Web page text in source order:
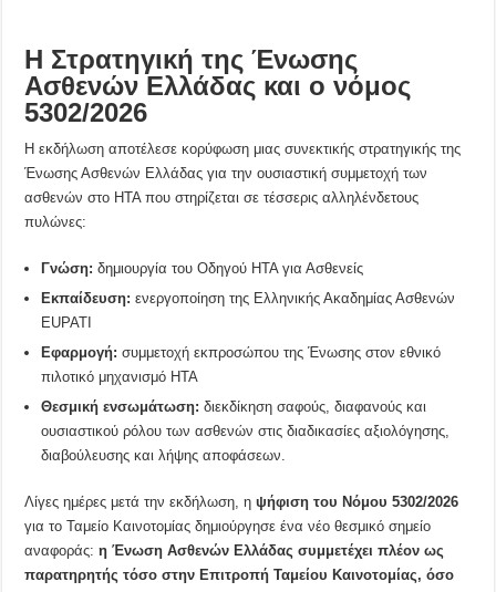
Η Στρατηγική της Ένωσης
Ασθενών Ελλάδας και ο νόμος
5302/2026
Η εκδήλωση αποτέλεσε κορύφωση μιας συνεκτικής στρατηγικής της
Ένωσης Ασθενών Ελλάδας για την ουσιαστική συμμετοχή των
ασθενών στο HTA που στηρίζεται σε τέσσερις αλληλένδετους
πυλώνες:
Γνώση: δημιουργία του Οδηγού HTA για Ασθενείς
Εκπαίδευση: ενεργοποίηση της Ελληνικής Ακαδημίας Ασθενών
EUPATI
Εφαρμογή: συμμετοχή εκπροσώπου της Ένωσης στον εθνικό
πιλοτικό μηχανισμό HTA
Θεσμική ενσωμάτωση: διεκδίκηση σαφούς, διαφανούς και
ουσιαστικού ρόλου των ασθενών στις διαδικασίες αξιολόγησης,
διαβούλευσης και λήψης αποφάσεων.
Λίγες ημέρες μετά την εκδήλωση, ηψήφιση του Νόμου 5302/2026
για το Ταμείο Καινοτομίας δημιούργησε ένα νέο θεσμικό σημείο
αναφοράς: η Ένωση Ασθενών Ελλάδας συμμετέχει πλέον ως
παρατηρητής τόσο στην Επιτροπή Ταμείου Καινοτομίας, όσο